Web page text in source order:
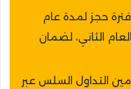
فترة حجز لمدة عام
الثاني، لضمان
التداول السلس عبر